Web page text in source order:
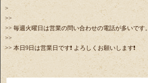
>
>>
>> 毎週火曜日は営業の問い合わせの電話が多いです。
>>
>> 本日9日は営業日です❗️ よろしくお願いします❗️